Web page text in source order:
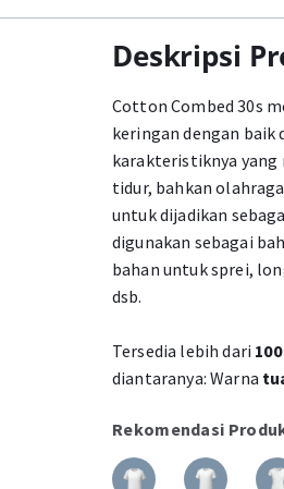
Deskripsi
Cotton Combed 30s
keringan dengan baik
karakteristiknya
tidur, bahkan
untuk dijadikan
digunakan sebagai
bahan untuk sprei,
dsb.
Tersedia lebih dari
diantaranya: Warna
Rekomendasi